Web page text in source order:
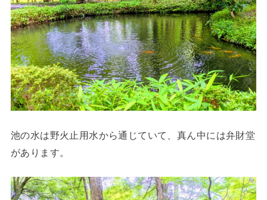
池の水は野火止用水から通じていて、真ん中には弁財堂
があります。